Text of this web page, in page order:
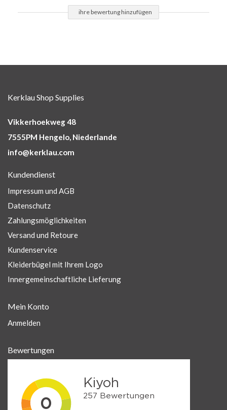
ihre bewertung hinzufügen
Kerklau Shop Supplies
Vikkerhoekweg 48
7555PM Hengelo, Niederlande
info@kerklau.com
Kundendienst
Impressum und AGB
Datenschutz
Zahlungsmöglichkeiten
Versand und Retoure
Kundenservice
Kleiderbügel mit Ihrem Logo
Innergemeinschaftliche Lieferung
Mein Konto
Anmelden
Bewertungen